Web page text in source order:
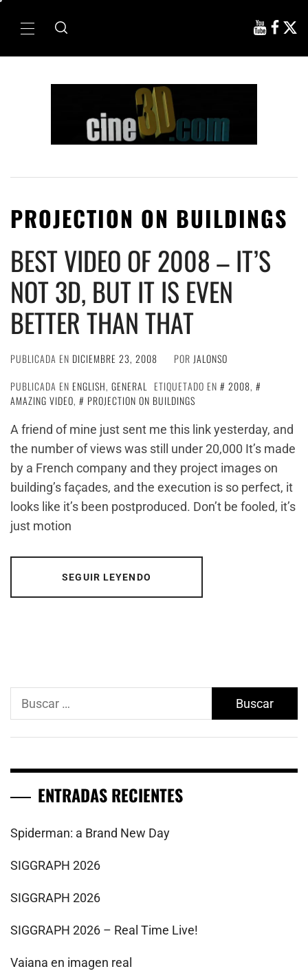
Menú
PROJECTION ON BUILDINGS
BEST VIDEO OF 2008 – IT’S
NOT 3D, BUT IT IS EVEN
BETTER THAN THAT
PUBLICADA EN DICIEMBRE 23, 2008 POR JALONSO
PUBLICADA EN ENGLISH, GENERAL ETIQUETADO EN 2008,
AMAZING VIDEO,
PROJECTION ON BUILDINGS
A friend of mine just sent me this link yesterday, and
the number of views was still under 20,000 It’s made
by a French company and they project images on
building’s façades, and the execution is so perfect, it
looks like it’s been postproduced. Don’t be fooled, it’s
just motion
SEGUIR LEYENDO
Buscar:
ENTRADAS RECIENTES
Spiderman: a Brand New Day
SIGGRAPH 2026
SIGGRAPH 2026
SIGGRAPH 2026 – Real Time Live!
Vaiana en imagen real